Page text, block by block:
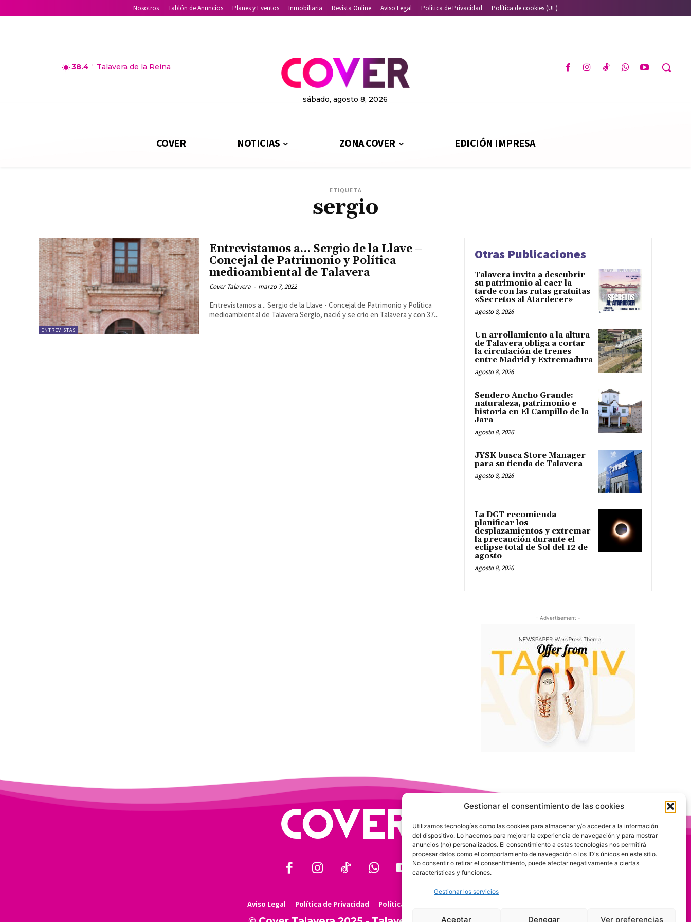
Gestionar el consentimiento de las cookies
Utilizamos tecnologías como las cookies para almacenar y/o acceder a la información
del dispositivo. Lo hacemos para mejorar la experiencia de navegación y para mostrar
anuncios (no) personalizados. El consentimiento a estas tecnologías nos permitirá
procesar datos como el comportamiento de navegación o los ID's únicos en este sitio.
No consentir o retirar el consentimiento, puede afectar negativamente a ciertas
características y funciones.
Gestionar los servicios
Aceptar Denegar Ver preferencias
Nosotros Tablón de Anuncios Planes y Eventos Inmobiliaria Revista Online Aviso Legal Política de Privacidad Política de cookies (UE)
38.4 C Talavera de la Reina
sábado, agosto 8, 2026
COVER NOTICIAS ZONA COVER EDICIÓN IMPRESA
ETIQUETA
sergio
ENTREVISTAS
Entrevistamos a… Sergio de la Llave –
Concejal de Patrimonio y Política
medioambiental de Talavera
Cover Talavera - marzo 7, 2022
Entrevistamos a... Sergio de la Llave - Concejal de Patrimonio y Política
medioambiental de Talavera Sergio, nació y se crio en Talavera y con 37...
Otras Publicaciones
Talavera invita a descubrir
su patrimonio al caer la
tarde con las rutas gratuitas
«Secretos al Atardecer»
agosto 8, 2026
Un arrollamiento a la altura
de Talavera obliga a cortar
la circulación de trenes
entre Madrid y Extremadura
agosto 8, 2026
Sendero Ancho Grande:
naturaleza, patrimonio e
historia en El Campillo de la
Jara
agosto 8, 2026
JYSK busca Store Manager
para su tienda de Talavera
agosto 8, 2026
La DGT recomienda
planificar los
desplazamientos y extremar
la precaución durante el
eclipse total de Sol del 12 de
agosto
agosto 8, 2026
- Advertisement -
Aviso Legal Política de Privacidad Política de Cookies